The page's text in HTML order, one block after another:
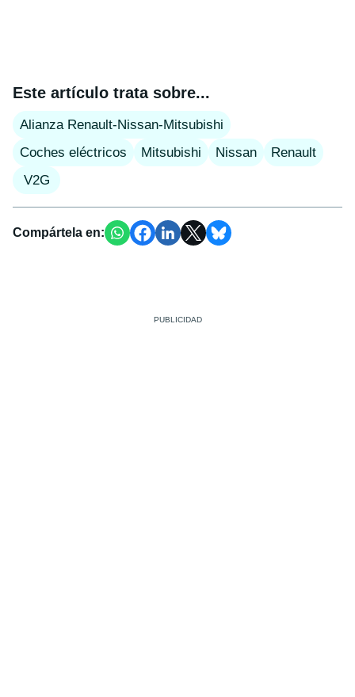
Este artículo trata sobre...
Alianza Renault-Nissan-Mitsubishi
Coches eléctricos
Mitsubishi Nissan
Renault
V2G
Compártela en: